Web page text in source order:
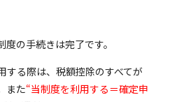
の手続きは完了です。
する際は、税額控除のすべてが
また“当制度を利用する＝確定申